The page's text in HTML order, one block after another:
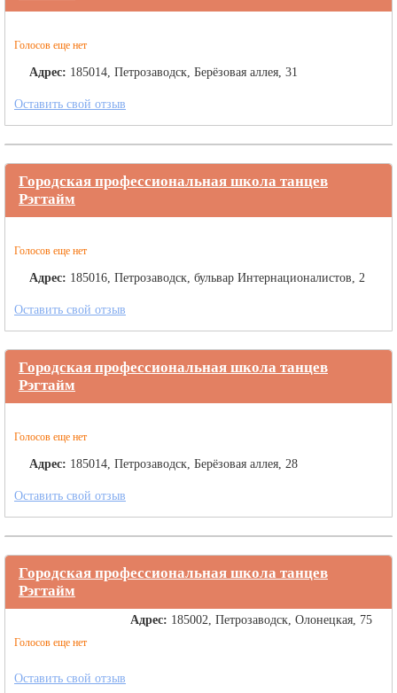
Голосов еще нет
Адрес: 185014, Петрозаводск, Берёзовая аллея, 31
Оставить свой отзыв
Городская профессиональная школа танцев
Рэгтайм
Голосов еще нет
Адрес: 185016, Петрозаводск, бульвар Интернационалистов, 2
Оставить свой отзыв
Городская профессиональная школа танцев
Рэгтайм
Голосов еще нет
Адрес: 185014, Петрозаводск, Берёзовая аллея, 28
Оставить свой отзыв
Городская профессиональная школа танцев
Рэгтайм
Голосов еще нет
Адрес: 185002, Петрозаводск, Олонецкая, 75
Оставить свой отзыв